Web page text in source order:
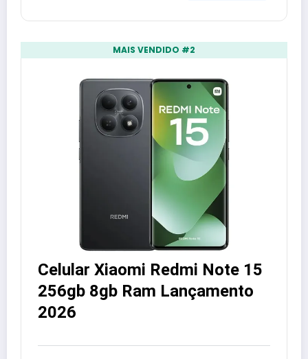
MAIS VENDIDO #2
Celular Xiaomi Redmi Note 15
256gb 8gb Ram Lançamento
2026